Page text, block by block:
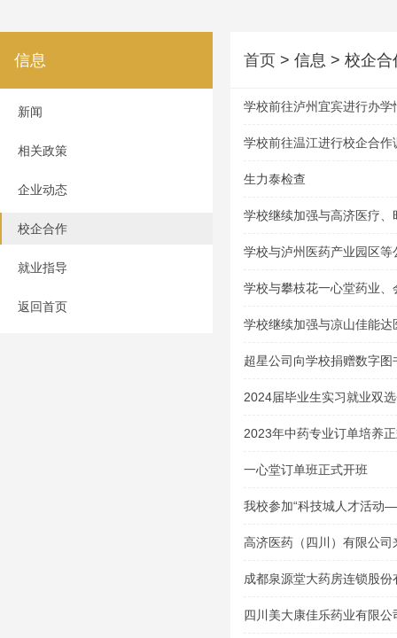
信息
新闻
相关政策
企业动态
校企合作
就业指导
返回首页
首页 > 信息 > 校企合
学校前往泸州宜宾进行办
学校前往温江进行校企合作
生力泰检查
学校继续加强与高济医疗
业的合作
学校与泸州医药产业园区
学校与攀枝花一心堂药业
合作交流
学校继续加强与凉山佳能
超星公司向学校捐赠数字图
2024届毕业生实习就业双
2023年中药专业订单培养
一心堂订单班正式开班
我校参加“科技城人才活动
会”
高济医药（四川）有限公
成都泉源堂大药房连锁股
导讲座
四川美大康佳乐药业有限